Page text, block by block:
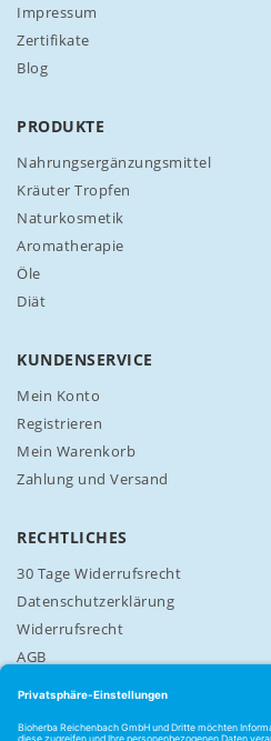
r
e
e
w
s
e
t
t
e
n
Impressum
Zertifikate
Blog
PRODUKTE
Nahrungsergänzungsmittel
Kräuter Tropfen
Naturkosmetik
Aromatherapie
Öle
Diät
KUNDENSERVICE
Mein Konto
Registrieren
Mein Warenkorb
Zahlung und Versand
RECHTLICHES
30 Tage Widerrufsrecht
Datenschutzerklärung
Widerrufsrecht
AGB